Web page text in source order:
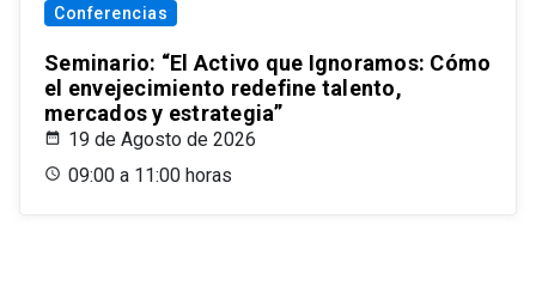
Conferencias
Seminario: “El Activo que Ignoramos: Cómo
el envejecimiento redefine talento,
mercados y estrategia”
19 de Agosto de 2026
09:00 a 11:00 horas